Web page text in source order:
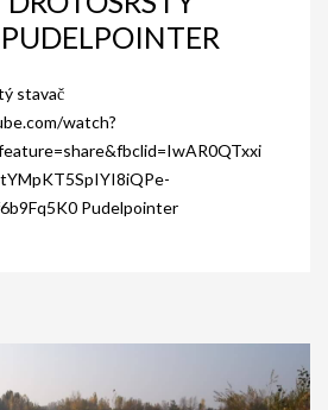
stavač
watch?
Pudelpointer